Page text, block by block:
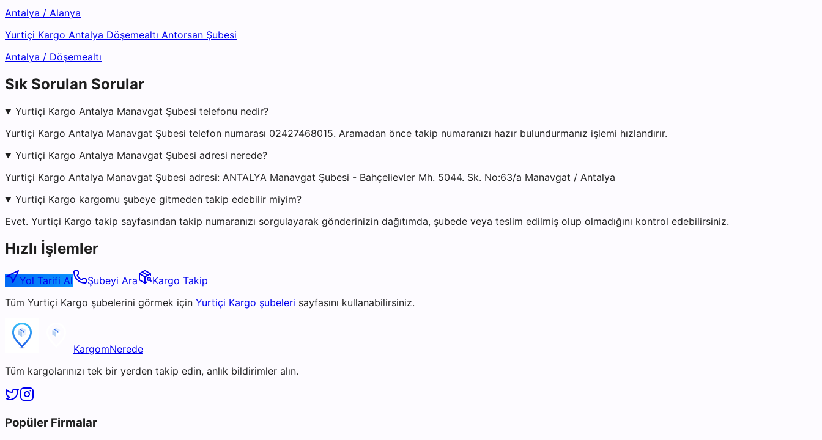
Antalya / Alanya
Yurtiçi Kargo Antalya Döşemealtı Antorsan Şubesi
Antalya / Döşemealtı
Sık Sorulan Sorular
Yurtiçi Kargo Antalya Manavgat Şubesi telefonu nedir?
Yurtiçi Kargo Antalya Manavgat Şubesi telefon numarası 02427468015. Aramadan önce takip numaranızı hazır bulundurmanız işlemi hızlandırır.
Yurtiçi Kargo Antalya Manavgat Şubesi adresi nerede?
Yurtiçi Kargo Antalya Manavgat Şubesi adresi: ANTALYA Manavgat Şubesi - Bahçelievler Mh. 5044. Sk. No:63/a Manavgat / Antalya
Yurtiçi Kargo kargomu şubeye gitmeden takip edebilir miyim?
Evet. Yurtiçi Kargo takip sayfasından takip numaranızı sorgulayarak gönderinizin dağıtımda, şubede veya teslim edilmiş olup olmadığını kontrol edebilirsiniz.
Hızlı İşlemler
Yol Tarifi Al Şubeyi Ara
Kargo Takip
Tüm Yurtiçi Kargo şubelerini görmek için Yurtiçi Kargo şubeleri sayfasını kullanabilirsiniz.
KargomNerede
Tüm kargolarınızı tek bir yerden takip edin, anlık bildirimler alın.
Popüler Firmalar